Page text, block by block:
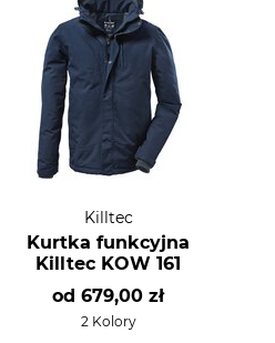
Killtec
Kurtka funkcyjna
Killtec KOW 161
od679,00 zł
2 Kolory